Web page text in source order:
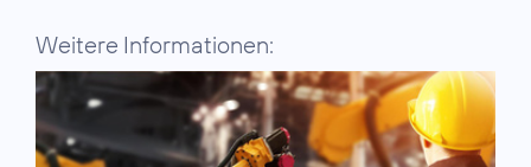
Weitere Informationen: